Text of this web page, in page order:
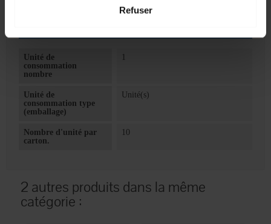
Refuser
Unité de
consommation
nombre
Unité de
consommation type
(emballage)
Unité(s)
Nombre d'unité par
carton.
10
2 autres produits dans la même
catégorie :